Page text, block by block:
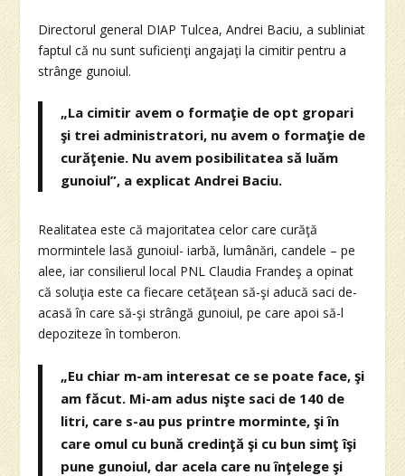
Directorul general DIAP Tulcea, Andrei Baciu, a subliniat
faptul că nu sunt suficienţi angajaţi la cimitir pentru a
strânge gunoiul.
„La cimitir avem o formaţie de opt gropari
şi trei administratori, nu avem o formaţie de
curăţenie. Nu avem posibilitatea să luăm
gunoiul”, a explicat Andrei Baciu.
Realitatea este că majoritatea celor care curăţă
mormintele lasă gunoiul- iarbă, lumânări, candele – pe
alee, iar consilierul local PNL Claudia Frandeş a opinat
că soluţia este ca fiecare cetăţean să-şi aducă saci de-
acasă în care să-şi strângă gunoiul, pe care apoi să-l
depoziteze în tomberon.
„Eu chiar m-am interesat ce se poate face, şi
am făcut. Mi-am adus nişte saci de 140 de
litri, care s-au pus printre morminte, şi în
care omul cu bună credinţă şi cu bun simţ îşi
pune gunoiul, dar acela care nu înţelege şi